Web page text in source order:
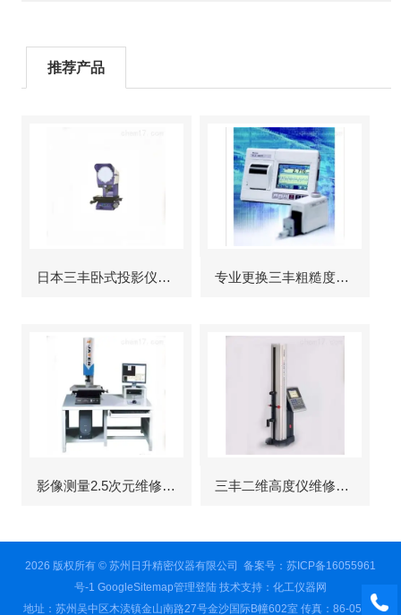
推荐产品
日本三丰卧式投影仪维修 专业更换三丰粗糙度仪显示屏
影像测量2.5次元维修故障 三丰二维高度仪维修服务
2026 版权所有 © 苏州日升精密仪器有限公司 备案号：苏ICP备16055961
号-1 GoogleSitemap管理登陆技术支持： 化工仪器网
地址：苏州吴中区木渎镇金山南路27号金沙国际B幢602室 传真：86-0512-